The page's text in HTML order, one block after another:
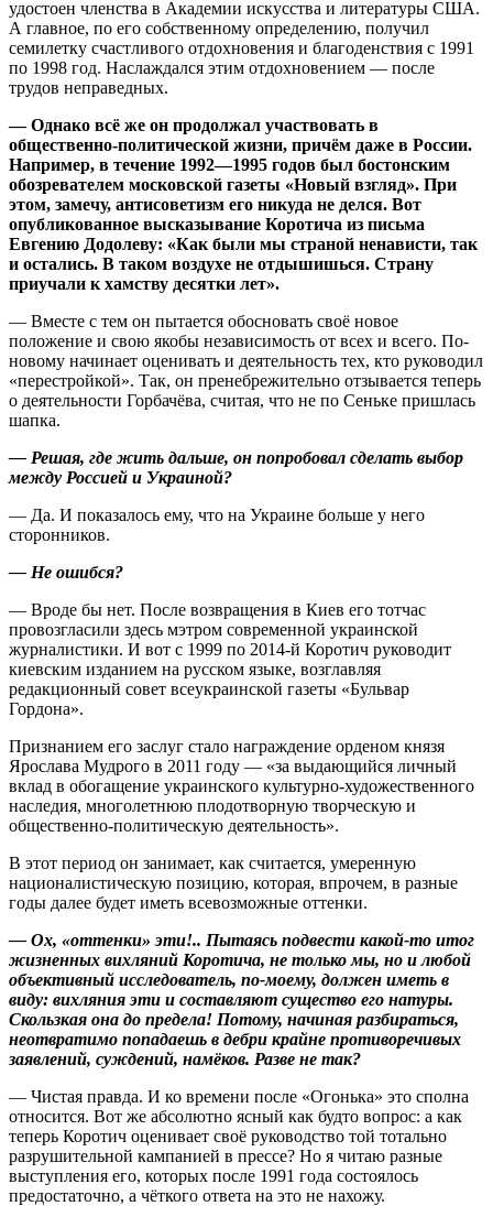
удостоен членства в Академии искусства и литературы США.
А главное, по его собственному определению, получил
семилетку счастливого отдохновения и благоденствия с 1991
по 1998 год. Наслаждался этим отдохновением — после
трудов неправедных.
— Однако всё же он продолжал участвовать в
общественно-политической жизни, причём даже в России.
Например, в течение 1992—1995 годов был бостонским
обозревателем московской газеты «Новый взгляд». При
этом, замечу, антисоветизм его никуда не делся. Вот
опубликованное высказывание Коротича из письма
Евгению Додолеву: «Как были мы страной ненависти, так
и остались. В таком воздухе не отдышишься. Страну
приучали к хамству десятки лет».
— Вместе с тем он пытается обосновать своё новое
положение и свою якобы независимость от всех и всего. По-
новому начинает оценивать и деятельность тех, кто руководил
«перестройкой». Так, он пренебрежительно отзывается теперь
о деятельности Горбачёва, считая, что не по Сеньке пришлась
шапка.
— Решая, где жить дальше, он попробовал сделать выбор
между Россией и Украиной?
— Да. И показалось ему, что на Украине больше у него
сторонников.
— Не ошибся?
— Вроде бы нет. После возвращения в Киев его тотчас
провозгласили здесь мэтром современной украинской
журналистики. И вот с 1999 по 2014-й Коротич руководит
киевским изданием на русском языке, возглавляя
редакционный совет всеукраинской газеты «Бульвар
Гордона».
Признанием его заслуг стало награждение орденом князя
Ярослава Мудрого в 2011 году — «за выдающийся личный
вклад в обогащение украинского культурно-художественного
наследия, многолетнюю плодотворную творческую и
общественно-политическую деятельность».
В этот период он занимает, как считается, умеренную
националистическую позицию, которая, впрочем, в разные
годы далее будет иметь всевозможные оттенки.
— Ох, «оттенки» эти!.. Пытаясь подвести какой-то итог
жизненных вихляний Коротича, не только мы, но и любой
объективный исследователь, по-моему, должен иметь в
виду: вихляния эти и составляют существо его натуры.
Скользкая она до предела! Потому, начиная разбираться,
неотвратимо попадаешь в дебри крайне противоречивых
заявлений, суждений, намёков. Разве не так?
— Чистая правда. И ко времени после «Огонька» это сполна
относится. Вот же абсолютно ясный как будто вопрос: а как
теперь Коротич оценивает своё руководство той тотально
разрушительной кампанией в прессе? Но я читаю разные
выступления его, которых после 1991 года состоялось
предостаточно, а чёткого ответа на это не нахожу.